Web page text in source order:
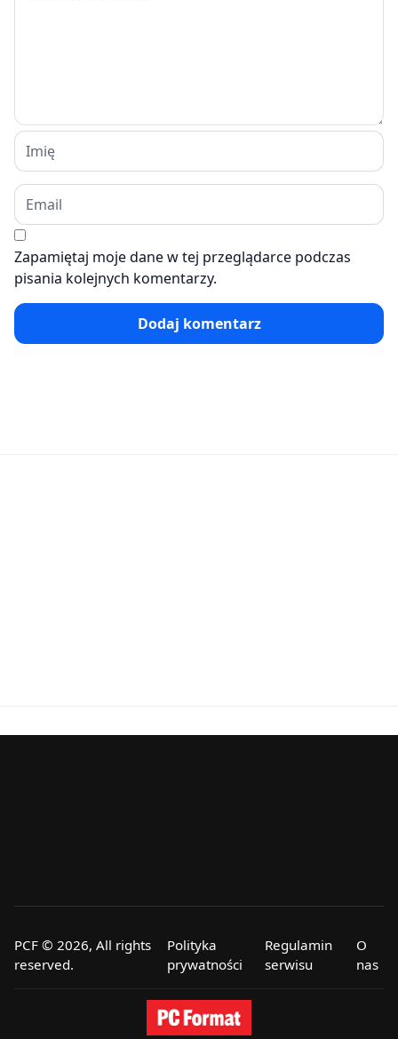
Zapamiętaj moje dane w tej przeglądarce podczas
pisania kolejnych komentarzy.
Dodaj komentarz
PCF © 2026, All rights
reserved.
Polityka
prywatności
Regulamin
serwisu
O
nas